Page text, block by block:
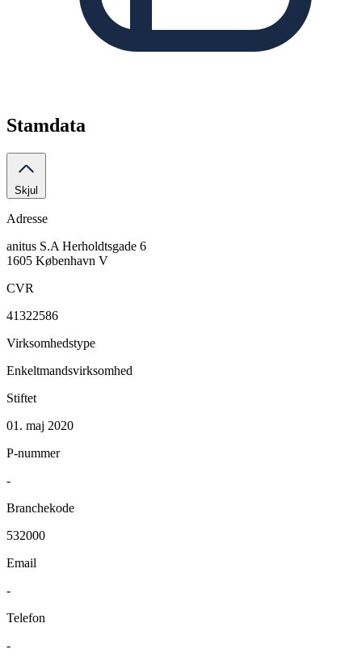
Stamdata
Skjul
Adresse
anitus S.A Herholdtsgade 6
1605 København V
CVR
41322586
Virksomhedstype
Enkeltmandsvirksomhed
Stiftet
01. maj 2020
P-nummer
-
Branchekode
532000
Email
-
Telefon
-